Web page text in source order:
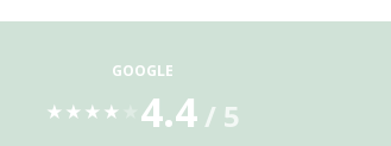
GOOGLE
★ ★ ★ ★ 4.4/ 5